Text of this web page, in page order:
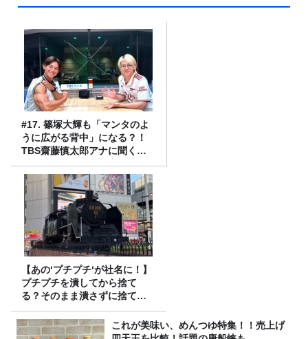
#17. 篠塚大輝も「マンタのよ
うに広がる背中」になる？！
TBS齋藤慎太郎アナに聞くメ
ンズフィジークの魅力！！
【あの‘プチプチ‘が社名に！】
プチプチを潰してから捨て
る？そのまま潰さずに捨て
る？
これが美味い、めんつゆ特集！！売上げ